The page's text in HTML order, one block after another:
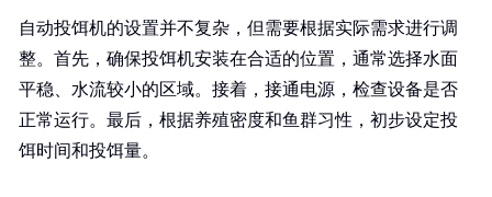
自动投饵机的设置并不复杂，但需要根据实际需求进行调
整。首先，确保投饵机安装在合适的位置，通常选择水面
平稳、水流较小的区域。接着，接通电源，检查设备是否
正常运行。最后，根据养殖密度和鱼群习性，初步设定投
饵时间和投饵量。